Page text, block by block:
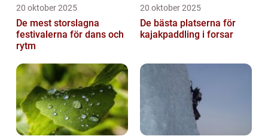
20 oktober 2025
De mest storslagna
festivalerna för dans och
rytm
20 oktober 2025
De bästa platserna för
kajakpaddling i forsar